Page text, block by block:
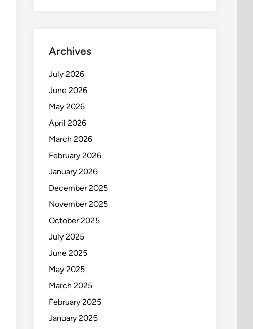
Archives
July 2026
June 2026
May 2026
April 2026
March 2026
February 2026
January 2026
December 2025
November 2025
October 2025
July 2025
June 2025
May 2025
March 2025
February 2025
January 2025